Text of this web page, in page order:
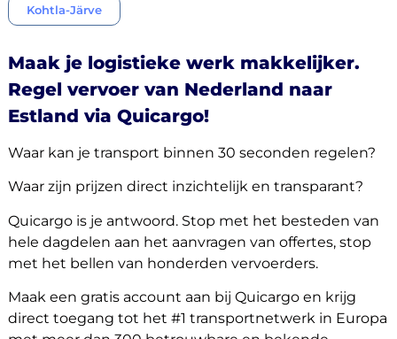
Kohtla-Järve
Maak je logistieke werk makkelijker.
Regel vervoer van Nederland naar
Estland via Quicargo!
Waar kan je transport binnen 30 seconden regelen?
Waar zijn prijzen direct inzichtelijk en transparant?
Quicargo is je antwoord. Stop met het besteden van
hele dagdelen aan het aanvragen van offertes, stop
met het bellen van honderden vervoerders.
Maak een gratis account aan bij Quicargo en krijg
direct toegang tot het #1 transportnetwerk in Europa